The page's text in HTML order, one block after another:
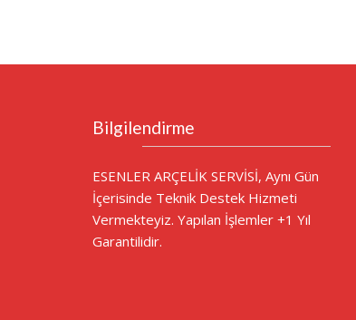
Bilgilendirme
ESENLER ARÇELİK SERVİSİ, Aynı Gün
İçerisinde Teknik Destek Hizmeti
Vermekteyiz. Yapılan İşlemler +1 Yıl
Garantilidir.